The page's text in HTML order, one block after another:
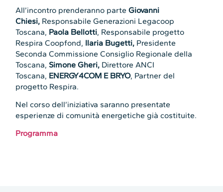
All’incontro prenderanno parteGiovanni
Chiesi, Responsabile Generazioni Legacoop
Toscana, Paola Bellotti, Responsabile progetto
Respira Coopfond, Ilaria Bugetti, Presidente
Seconda Commissione Consiglio Regionale della
Toscana, Simone Gheri, Direttore ANCI
Toscana, ENERGY4COM E BRYO, Partner del
progetto Respira.
Nel corso dell’iniziativa saranno presentate
esperienze di comunità energetiche già costituite.
Programma